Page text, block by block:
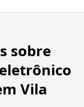
sobre
Vila